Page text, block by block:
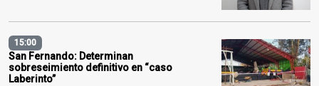
15:00
San Fernando: Determinan
sobreseimiento definitivo en “caso
Laberinto”